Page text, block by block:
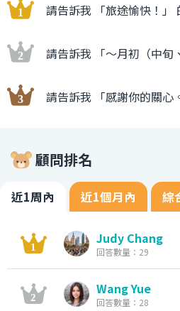
請告訴我 「旅途愉快！」
請告訴我 「〜月初（中旬
請告訴我 「感謝你的關心
顧問排名
近1周內 近1個月內 綜
Judy Chang
回答數量：29
Wang Yue
回答數量：28